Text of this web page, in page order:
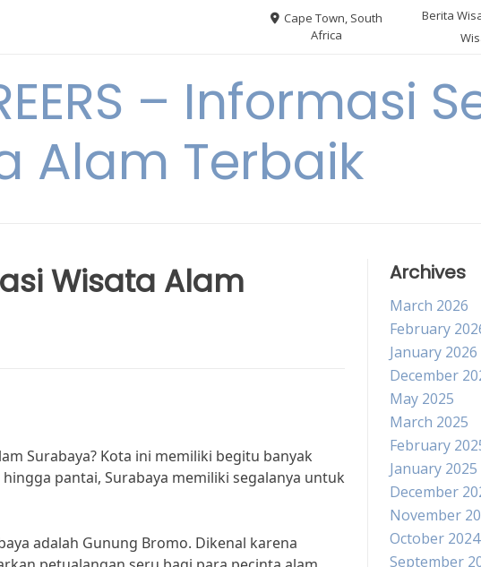
Cape Town, South
Africa
Berita
– Informasi
Alam Terbaik
Wisata Alam
Surabaya? Kota ini memiliki begitu banyak
pantai, Surabaya memiliki segalanya untuk
adalah Gunung Bromo. Dikenal karena
Archives
March 2026
February
January 2026
December
May 2025
March 2025
February
January 2025
December
November
October 2024
September